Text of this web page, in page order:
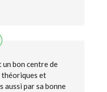
bon centre de
théoriques et
aussi par sa bonne